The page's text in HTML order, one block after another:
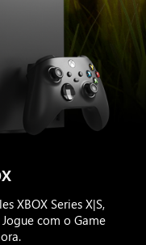
XBOX Series X|S,
com o Game